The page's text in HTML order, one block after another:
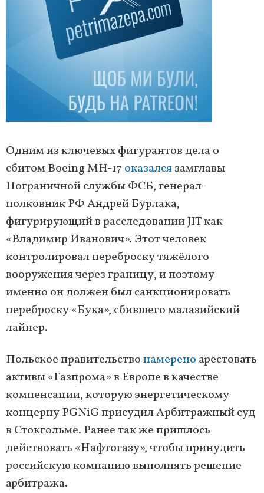
Одним из ключевых фигурантов дела о
сбитом Boeing MH-17оказалсязамглавы
Пограничной службы ФСБ, генерал-
полковник РФ Андрей Бурлака,
фигурирующий в расследовании JIT как
«Владимир Иванович». Этот человек
контролировал переброску тяжёлого
вооружения через границу, и поэтому
именно он должен был санкционировать
переброску «Бука», сбившего малазийский
лайнер.
Польское правительствонамерено арестовать
активы «Газпрома» в Европе в качестве
компенсации, которую энергетическому
концерну PGNiG присудил Арбитражный суд
в Стокгольме. Ранее так же пришлось
действовать «Нафтогазу», чтобы принудить
российскую компанию выполнять решение
арбитража.